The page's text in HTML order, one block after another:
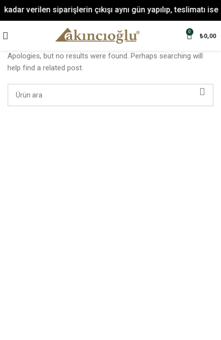
verilen siparişlerin çıkışı aynı gün yapılıp, teslimatı
0
₺0,00
Nothing Found
Apologies, but no results were found. Perhaps searching will
help find a related post.